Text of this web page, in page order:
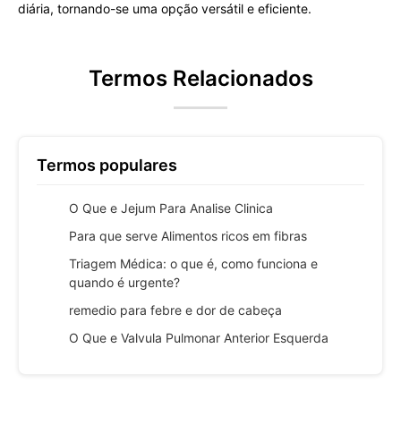
diária, tornando-se uma opção versátil e eficiente.
Termos Relacionados
Termos populares
O Que e Jejum Para Analise Clinica
Para que serve Alimentos ricos em fibras
Triagem Médica: o que é, como funciona e
quando é urgente?
remedio para febre e dor de cabeça
O Que e Valvula Pulmonar Anterior Esquerda